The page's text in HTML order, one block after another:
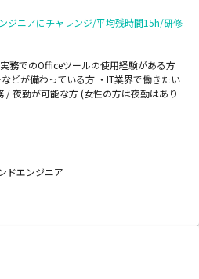
ジニアにチャレンジ/平均残時間15h/研修
務でのOfficeツールの使用経験がある方
どが備わっている方 ・IT業界で働きたい
/ 夜勤が可能な方 (女性の方は夜勤はあり
ドエンジニア